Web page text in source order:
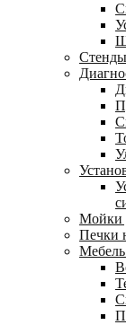
Стенды
Мойки
Печки
Мебель